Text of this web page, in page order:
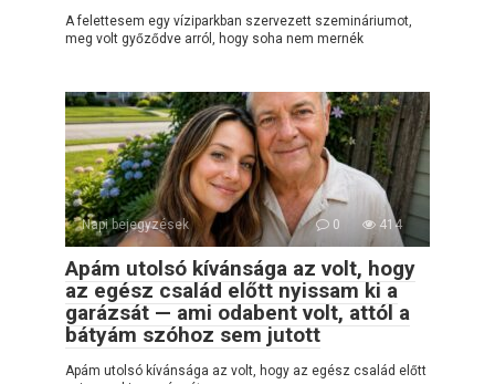
A felettesem egy víziparkban szervezett szemináriumot,
meg volt győződve arról, hogy soha nem mernék
Napi bejegyzések 0 414
Apám utolsó kívánsága az volt, hogy
az egész család előtt nyissam ki a
garázsát — ami odabent volt, attól a
bátyám szóhoz sem jutott
Apám utolsó kívánsága az volt, hogy az egész család előtt